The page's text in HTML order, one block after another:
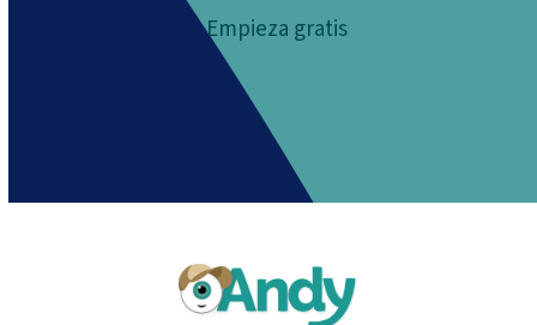
Empieza gratis